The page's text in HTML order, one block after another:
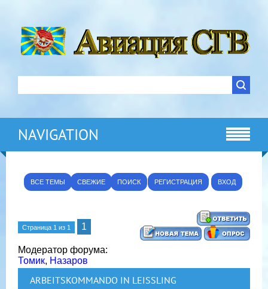
NAVIGATION
ВСЕ ТЕМЫ СВЕЖИЕ ПОИСК РЕГИСТРАЦИЯ ВХОД
Страница 1 из 1 1
Модератор форума:
Томик, Назаров
ARBEITSKOMMANDO IN LEISSLING